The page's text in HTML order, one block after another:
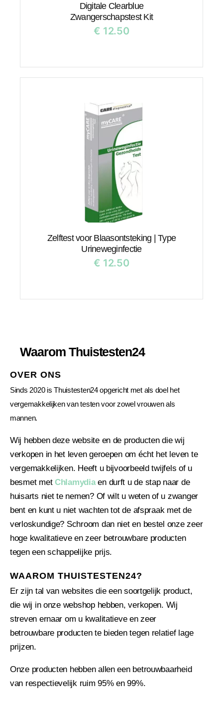
Digitale Clearblue
Zwangerschapstest Kit
€ 12.50
Zelftest voor Blaasontsteking | Type
Urineweginfectie
€ 12.50
Waarom Thuistesten24
OVER ONS
Sinds 2020 is Thuistesten24 opgericht met als doel het
vergemakkelijken van testen voor zowel vrouwen als
mannen.
Wij hebben deze website en de producten die wij
verkopen in het leven geroepen om écht het leven te
vergemakkelijken. Heeft u bijvoorbeeld twijfels of u
besmet metChlamydiaen durft u de stap naar de
huisarts niet te nemen? Of wilt u weten of u zwanger
bent en kunt u niet wachten tot de afspraak met de
verloskundige? Schroom dan niet en bestel onze zeer
hoge kwalitatieve en zeer betrouwbare producten
tegen een schappelijke prijs.
WAAROM THUISTESTEN24?
Er zijn tal van websites die een soortgelijk product,
die wij in onze webshop hebben, verkopen. Wij
streven ernaar om u kwalitatieve en zeer
betrouwbare producten te bieden tegen relatief lage
prijzen.
Onze producten hebben allen een betrouwbaarheid
van respectievelijk ruim 95% en 99%.